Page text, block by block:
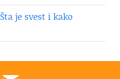
Šta je svest i kako